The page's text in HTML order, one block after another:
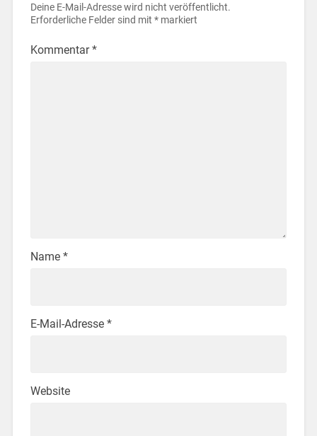
Deine E-Mail-Adresse wird nicht veröffentlicht.
Erforderliche Felder sind mit *markiert
Kommentar*
Name *
E-Mail-Adresse *
Website